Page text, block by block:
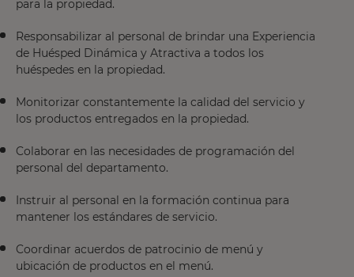
para la propiedad.
Responsabilizar al personal de brindar una Experiencia
de Huésped Dinámica y Atractiva a todos los
huéspedes en la propiedad.
Monitorizar constantemente la calidad del servicio y
los productos entregados en la propiedad.
Colaborar en las necesidades de programación del
personal del departamento.
Instruir al personal en la formación continua para
mantener los estándares de servicio.
Coordinar acuerdos de patrocinio de menú y
ubicación de productos en el menú.